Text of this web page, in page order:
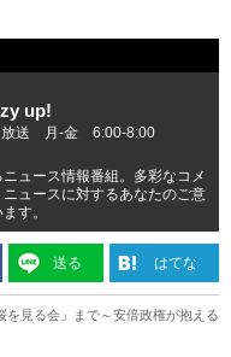
up!
放送 月-金 6:00-8:00
ュース情報番組。多彩なコメ
ュースに対するあなたのご意
す。
送る はてな
を見る会」まで～安倍政権が抱える